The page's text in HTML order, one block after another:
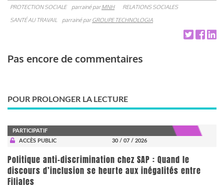
PROTECTION SOCIALE parrainé parMNH
RELATIONS SOCIALES
SANTÉ AU TRAVAIL
parrainé parGROUPE TECHNOLOGIA
Pas encore de commentaires
POUR PROLONGER LA LECTURE
PARTICIPATIF
ACCÈS PUBLIC
30 / 07 / 2026
Politique anti-discrimination chez SAP : Quand le
discours d’inclusion se heurte aux inégalités entre
Filiales